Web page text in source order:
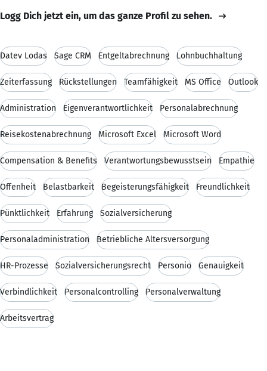
Logg Dich jetzt ein, um das ganze Profil zu sehen.
Datev Lodas Sage CRM Entgeltabrechnung Lohnbuchhaltung
Zeiterfassung Rückstellungen Teamfähigkeit MS Office Outlook
Administration Eigenverantwortlichkeit Personalabrechnung
Reisekostenabrechnung Microsoft Excel Microsoft Word
Compensation & Benefits Verantwortungsbewusstsein Empathie
Offenheit Belastbarkeit Begeisterungsfähigkeit Freundlichkeit
Pünktlichkeit Erfahrung Sozialversicherung
Personaladministration Betriebliche Altersversorgung
HR-Prozesse Sozialversicherungsrecht Personio Genauigkeit
Verbindlichkeit Personalcontrolling Personalverwaltung
Arbeitsvertrag